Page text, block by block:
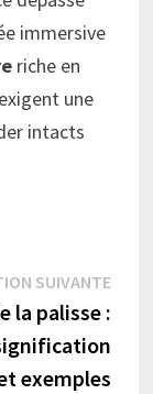
immersive
riche en
une
intacts
SUIVANTE
la palisse :
exemples